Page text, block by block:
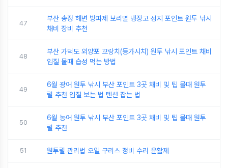
47
부산 송정 해변 방파제 보리멸 냉장고 성지 포인트 원투 낚시
채비 장비 추천
48
부산 가덕도 외양포 꼬랑치(등가시치) 원투 낚시 포인트 채비
입질 물때 습성 먹는 방법
49
6월 광어 원투 낚시 부산 포인트 3곳 채비 및 팁 물때 원투
릴 추천 입질 보는 법 텐션 잡는 법
50
6월 농어 원투 낚시 부산 포인트 3곳 채비 및 팁 물때 원투
릴 추천
51 원투릴 관리법 오일 구리스 정비 수리 윤활제